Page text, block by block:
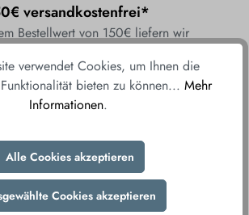
versandkostenfrei*
Bestellwert von 150€ liefern wir
sicher bestellen
Datenübertragung gewährleisten wir
sorgenfreies Einkaufserlebnis.
verwendet Cookies, um Ihnen die
bieten zu können... Mehr
Informationen.
Alle Cookies akzeptieren
Cookies akzeptieren